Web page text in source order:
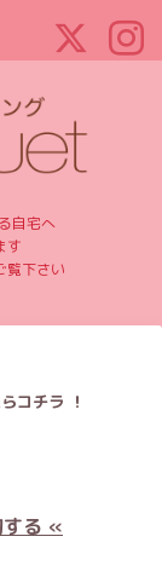
自宅へ
す
覧下さい
コチラ ！
する «